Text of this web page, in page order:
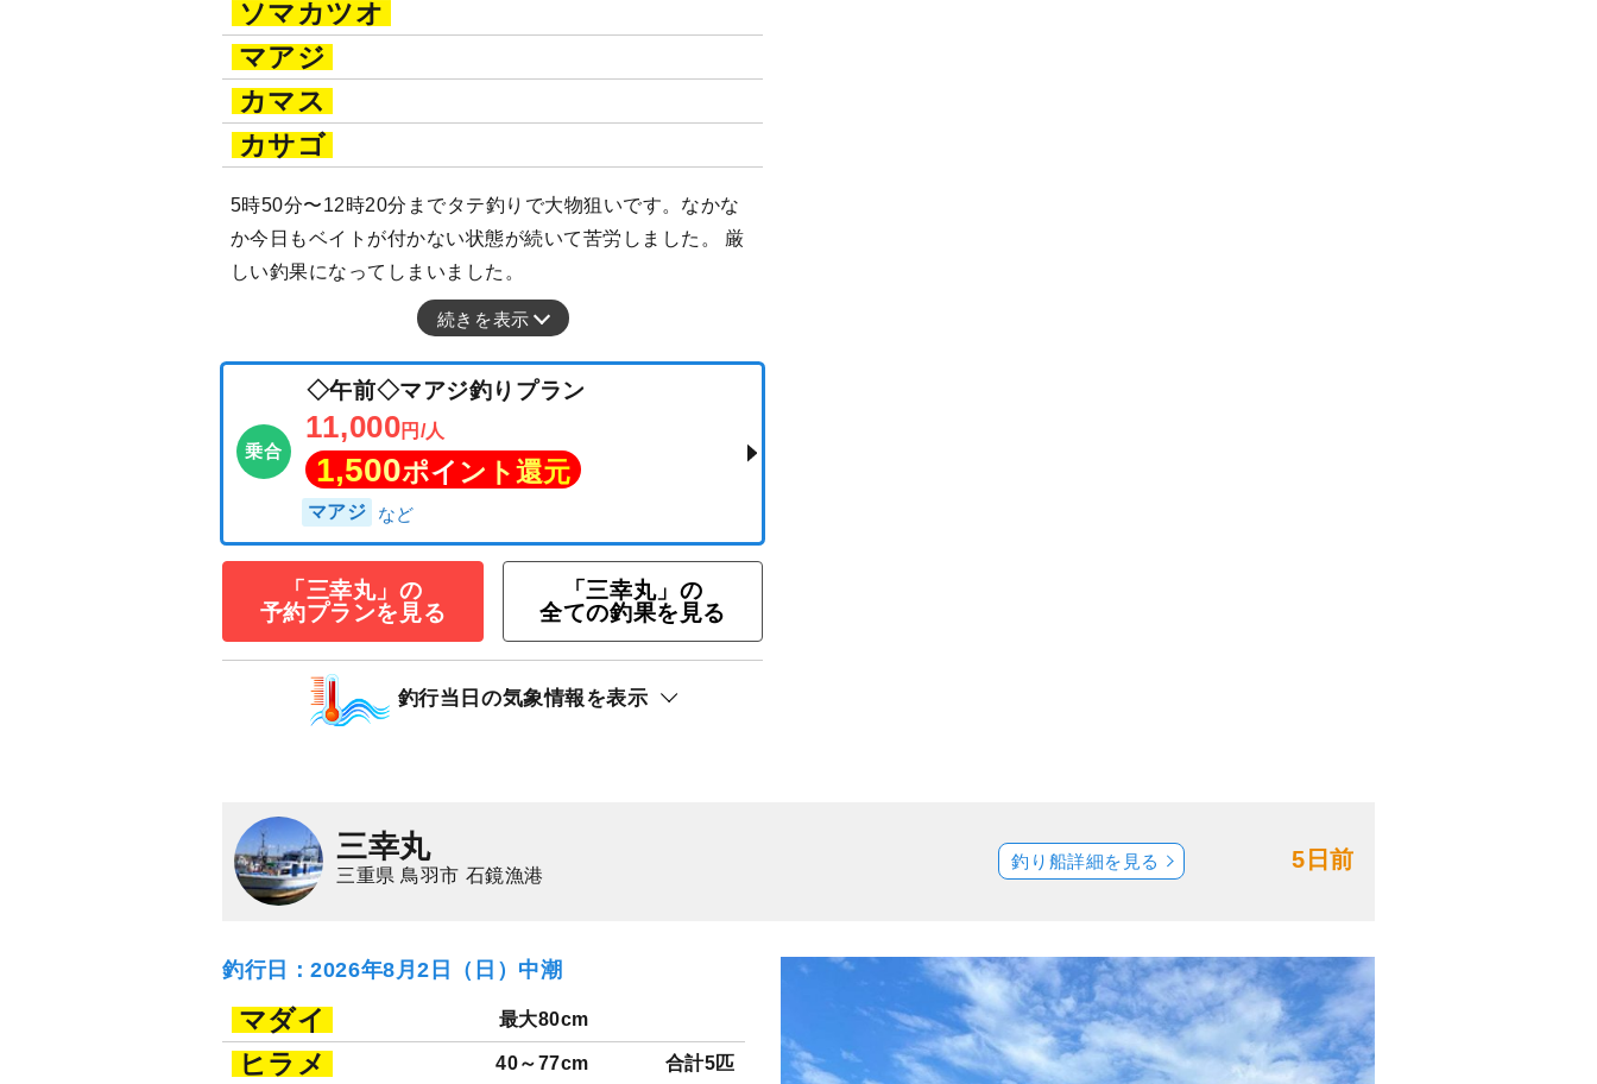
ソマカツオ
マアジ
カマス
カサゴ
5時50分〜12時20分までタテ釣りで大物狙いです。なかな
か今日もベイトが付かない状態が続いて苦労しました。 厳
しい釣果になってしまいました。
続きを表示
◇午前◇マアジ釣りプラン
11,000円/人
1,500ポイント還元
「三幸丸」の
予約プランを見る
「三幸丸」の
全ての釣果を見る
釣行当日の気象情報を表示
三幸丸
三重県 鳥羽市 石鏡漁港
5日前
釣り船詳細を見る
釣行日：2026年8月2日（日）中潮
マダイ 最大80cm
ヒラメ 40～77cm 合計5匹